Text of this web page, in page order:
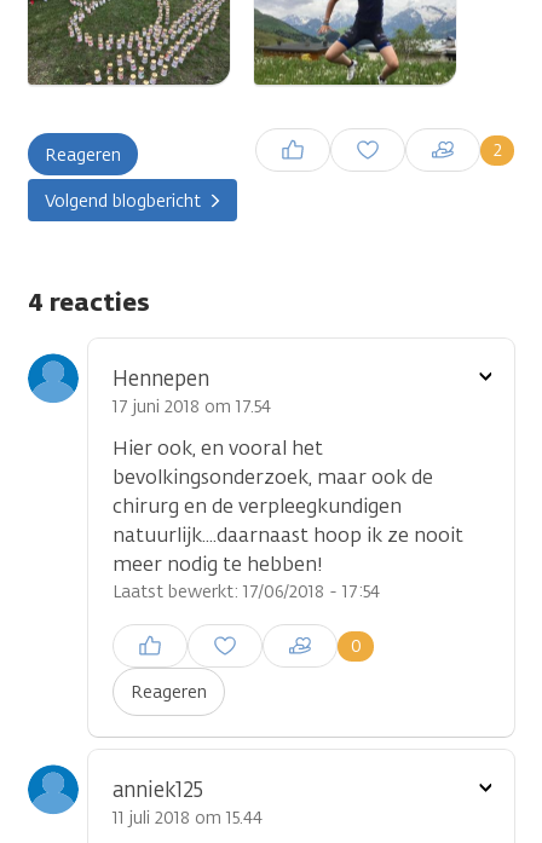
Reageren 2
Inloggen om een reactie te
plaatsen
Volgend blogbericht
4 reacties
Hennepen
17 juni 2018 om 17.54
Hier ook, en vooral het
bevolkingsonderzoek, maar ook de
chirurg en de verpleegkundigen
natuurlijk....daarnaast hoop ik ze nooit
meer nodig te hebben!
Laatst bewerkt: 17/06/2018 - 17:54
Reageren
0
Inloggen om een reactie te
plaatsen
Toon
anniek125
11 juli 2018 om 15.44
Toon